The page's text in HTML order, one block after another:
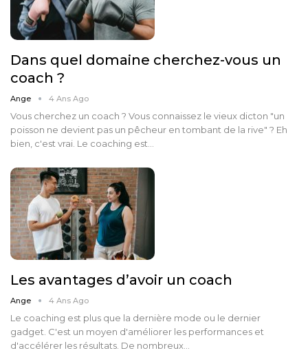
Dans quel domaine cherchez-vous un
coach ?
Ange 4 Ans Ago
Vous cherchez un coach ? Vous connaissez le vieux dicton "un
poisson ne devient pas un pêcheur en tombant de la rive" ? Eh
bien, c'est vrai. Le coaching est…
Les avantages d’avoir un coach
Ange 4 Ans Ago
Le coaching est plus que la dernière mode ou le dernier
gadget. C'est un moyen d'améliorer les performances et
d'accélérer les résultats. De nombreux…